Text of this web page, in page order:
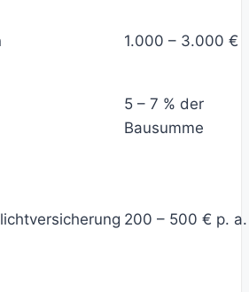
1.000 – 3.000 €
5 – 7 % der
Bausumme
200 – 500 € p. a.